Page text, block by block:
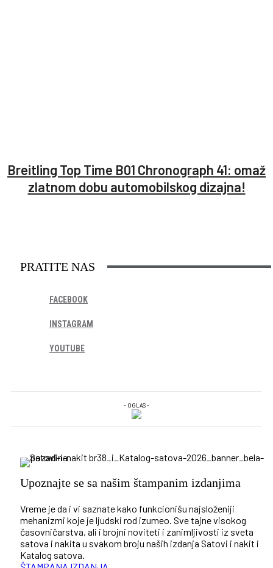
Breitling Top Time B01 Chronograph 41: omaž
zlatnom dobu automobilskog dizajna!
PRATITE NAS
FACEBOOK
INSTAGRAM
YOUTUBE
- OGLAS -
Upoznajte se sa našim štampanim izdanjima
Vreme je da i vi saznate kako funkcionišu najsloženiji
mehanizmi koje je ljudski rod izumeo. Sve tajne visokog
časovničarstva, ali i brojni noviteti i zanimljivosti iz sveta
satova i nakita u svakom broju naših izdanja Satovi i nakit i
Katalog satova.